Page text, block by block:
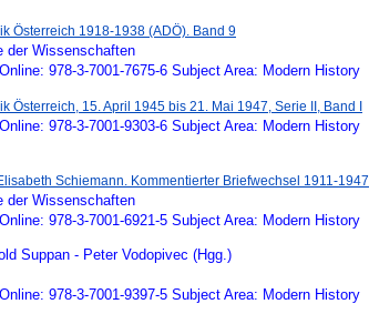
Österreich 1918-1938 (ADÖ). Band 9
der Wissenschaften
978-3-7001-7675-6 Subject Area: Modern History
Österreich, 15. April 1945 bis 21. Mai 1947, Serie II, Band I
978-3-7001-9303-6 Subject Area: Modern History
Schiemann. Kommentierter Briefwechsel 1911-1947
der Wissenschaften
978-3-7001-6921-5 Subject Area: Modern History
Suppan - Peter Vodopivec (Hgg.)
978-3-7001-9397-5 Subject Area: Modern History